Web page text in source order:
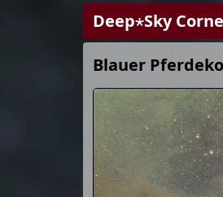
Deep⋆Sky
Blauer